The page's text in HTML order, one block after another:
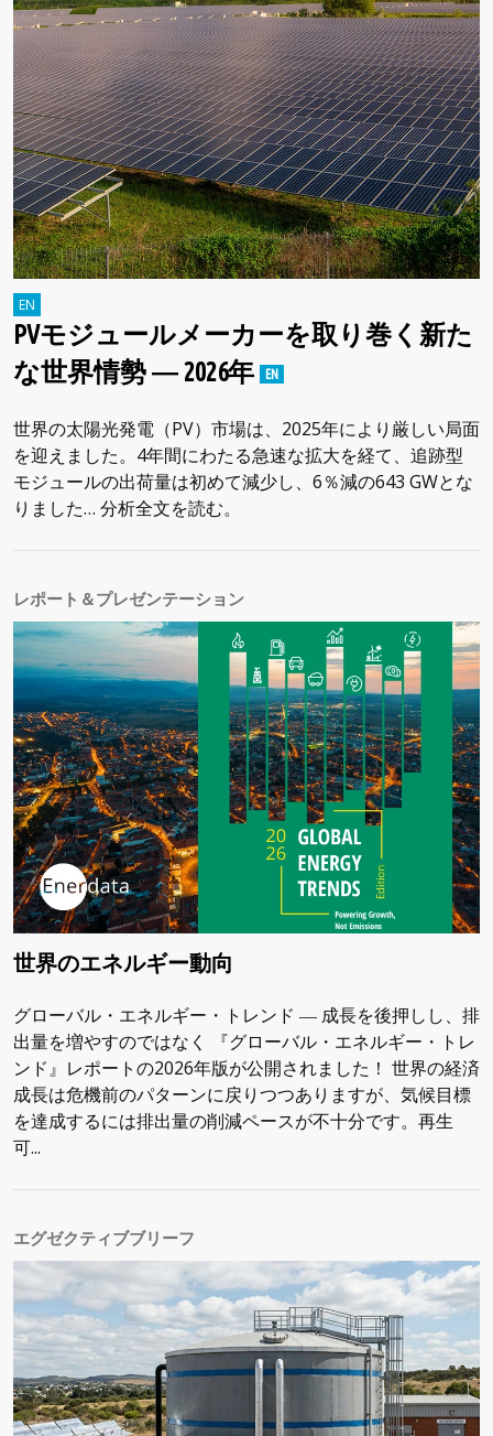
PVモジュールメーカーを取り巻く新た
な世界情勢 ― 2026年
世界の太陽光発電（PV）市場は、2025年により厳しい局面
を迎えました。4年間にわたる急速な拡大を経て、追跡型
モジュールの出荷量は初めて減少し、6％減の643 GWとな
りました… 分析全文を読む。
レポート＆プレゼンテーション
世界のエネルギー動向
グローバル・エネルギー・トレンド ― 成長を後押しし、排
出量を増やすのではなく 『グローバル・エネルギー・トレ
ンド』レポートの2026年版が公開されました！ 世界の経済
成長は危機前のパターンに戻りつつありますが、気候目標
を達成するには排出量の削減ペースが不十分です。再生
可...
エグゼクティブブリーフ